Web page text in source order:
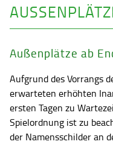
AUSSENPLÄTZE
Außenplätze ab
Aufgrund des Vorrangs
erwarteten erhöhten
ersten Tagen zu
Spielordnung ist zu
der Namensschilder an